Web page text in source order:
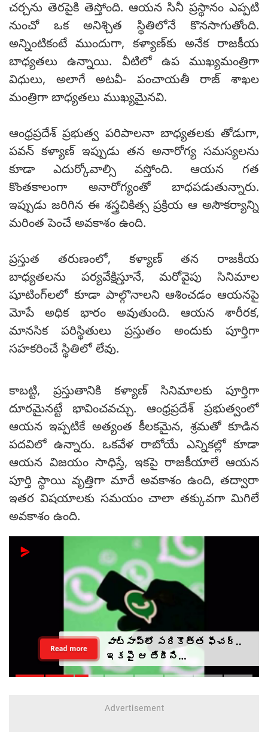
చర్చను తెరపైకి తెస్తోంది. ఆయన సినీ ప్రస్థానం ఎప్పటి
నుంచో ఒక అనిశ్చిత స్థితిలోనే కొనసాగుతోంది.
అన్నింటికంటే ముందుగా, కళ్యాణ్‌కు అనేక రాజకీయ
బాధ్యతలు ఉన్నాయి. వీటిలో ఉప ముఖ్యమంత్రిగా
విధులు, అలాగే అటవీ- పంచాయతీ రాజ్ శాఖల
మంత్రిగా బాధ్యతలు ముఖ్యమైనవి.
ఆంధ్రప్రదేశ్ ప్రభుత్వ పరిపాలనా బాధ్యతలకు తోడుగా,
పవన్ కళ్యాణ్ ఇప్పుడు తన అనారోగ్య సమస్యలను
కూడా ఎదుర్కోవాల్సి వస్తోంది. ఆయన గత
కొంతకాలంగా అనారోగ్యంతో బాధపడుతున్నారు.
ఇప్పుడు జరిగిన ఈ శస్త్రచికిత్స ప్రక్రియ ఆ అసౌకర్యాన్ని
మరింత పెంచే అవకాశం ఉంది.
ప్రస్తుత తరుణంలో, కళ్యాణ్ తన రాజకీయ
బాధ్యతలను పర్యవేక్షిస్తూనే, మరోవైపు సినిమాల
షూటింగ్‌లలో కూడా పాల్గొనాలని ఆశించడం ఆయనపై
మోపే అధిక భారం అవుతుంది. ఆయన శారీరక,
మానసిక పరిస్థితులు ప్రస్తుతం అందుకు పూర్తిగా
సహకరించే స్థితిలో లేవు.
కాబట్టి, ప్రస్తుతానికి కళ్యాణ్ సినిమాలకు పూర్తిగా
దూరమైనట్టే భావించవచ్చు. ఆంధ్రప్రదేశ్ ప్రభుత్వంలో
ఆయన ఇప్పటికే అత్యంత కీలకమైన, శ్రమతో కూడిన
పదవిలో ఉన్నారు. ఒకవేళ రాబోయే ఎన్నికల్లో కూడా
ఆయన విజయం సాధిస్తే, ఇకపై రాజకీయాలే ఆయన
పూర్తి స్థాయి వృత్తిగా మారే అవకాశం ఉంది, తద్వారా
ఇతర విషయాలకు సమయం చాలా తక్కువగా మిగిలే
అవకాశం ఉంది.
వాట్సాప్‌లో సరికొత్త ఫీచర్..
ఇకపై ఆ తేదీని
వెల్లడించాల్సిందే?
Read more